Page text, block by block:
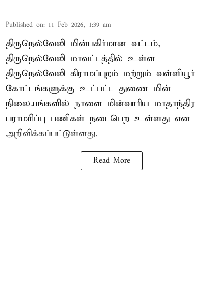
Published on: 11 Feb 2026, 1:39 am
திருநெல்வேலி மின்பகிர்மான வட்டம்,
திருநெல்வேலி மாவட்டத்தில் உள்ள
திருநெல்வேலி கிராமப்புறம் மற்றும் வள்ளியூர்
கோட்டங்களுக்கு உட்பட்ட துணை மின்
நிலையங்களில் நாளை மின்வாரிய மாதாந்திர
பராமரிப்பு பணிகள் நடைபெற உள்ளது என
அறிவிக்கப்பட்டுள்ளது.
Read More